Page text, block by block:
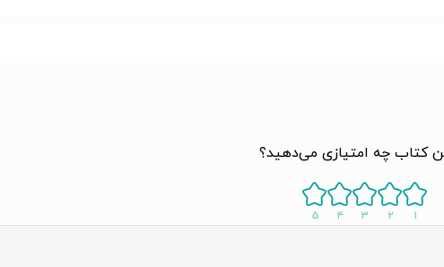
کتاب چه امتیازی می‌دهید؟
۱ ۲ ۳ ۴ ۵